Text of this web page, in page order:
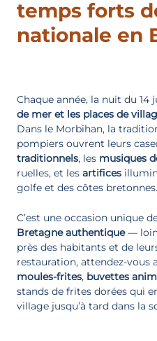
temps forts
nationale en
Chaque année, la nuit du
de mer et les places de
Dans le Morbihan, la
pompiers ouvrent leurs
traditionnels, les musiques
ruelles, et les artifices
golfe et des côtes bretonnes.
C’est une occasion unique
Bretagne authentique— loin
près des habitants et de
restauration, attendez-vous
moules-frites, buvettes
stands de frites dorées qui
village jusqu’à tard dans la